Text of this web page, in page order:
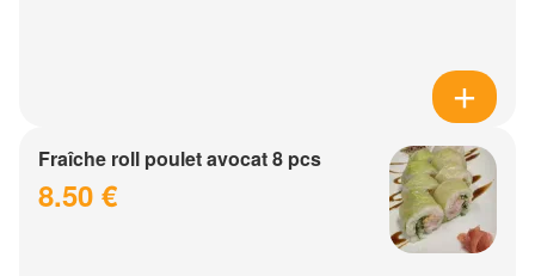
Fraîche roll poulet avocat 8 pcs
8.50 €